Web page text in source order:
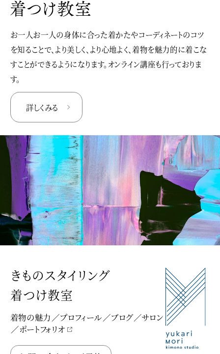
お一人お一人の身体に合った着かたやコーディネートのコツ
を知ることで、より美しく、より心地よく、着物を魅力的に着こな
すことができるようになります。オンライン講座も行っておりま
す。
詳しくみる
Yukari Mori Kimono Studio
きものスタイリング
着つけ教室
着物の魅力 プロフィール ブログ
サロン
ポートフォリオ